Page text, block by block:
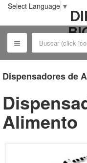
Select Language ▼
Dispensadores de
Alimento